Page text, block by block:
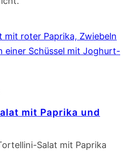
mit Paprika und
Salat mit Paprika